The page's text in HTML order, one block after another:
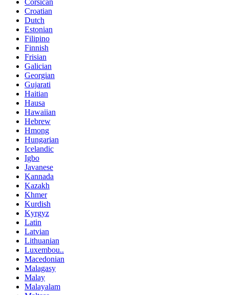
Corsican
Croatian
Dutch
Estonian
Filipino
Finnish
Frisian
Galician
Georgian
Gujarati
Haitian
Hausa
Hawaiian
Hebrew
Hmong
Hungarian
Icelandic
Igbo
Javanese
Kannada
Kazakh
Khmer
Kurdish
Kyrgyz
Latin
Latvian
Lithuanian
Luxembou..
Macedonian
Malagasy
Malay
Malayalam